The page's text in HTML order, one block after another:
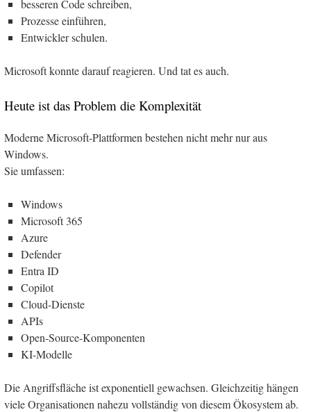
besseren Code schreiben,
Prozesse einführen,
Entwickler schulen.
Microsoft konnte darauf reagieren. Und tat es auch.
Heute ist das Problem die Komplexität
Moderne Microsoft-Plattformen bestehen nicht mehr nur aus
Windows.
Sie umfassen:
Windows
Microsoft 365
Azure
Defender
Entra ID
Copilot
Cloud-Dienste
APIs
Open-Source-Komponenten
KI-Modelle
Die Angriffsfläche ist exponentiell gewachsen. Gleichzeitig hängen
viele Organisationen nahezu vollständig von diesem Ökosystem ab.